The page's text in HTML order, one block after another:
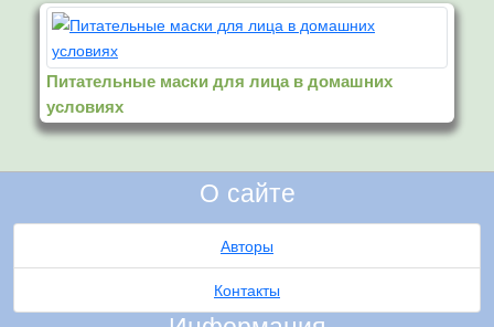
Питательные маски для лица в домашних
условиях
О сайте
Авторы
Контакты